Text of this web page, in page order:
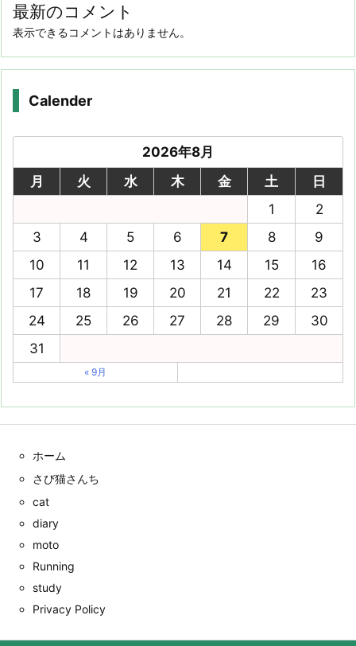
最新のコメント
表示できるコメントはありません。
Calender
2026年8月
月
火 水 木 金 土
日
1
2
3
4 5 6 7 8
9
10
11 12 13 14 15
16
17
18 19 20 21 22
23
24
25 26 27 28 29
30
31
« 9月
ホーム
さび猫さんち
cat
diary
moto
Running
study
Privacy Policy